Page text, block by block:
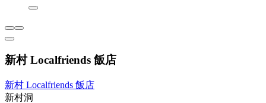
新村 Localfriends 飯店
新村 Localfriends 飯店
新村洞